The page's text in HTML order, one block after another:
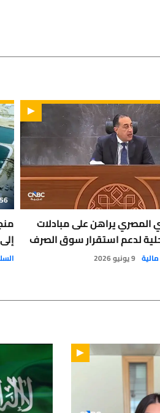
المصري يراهن على مبادلات
لدعم استقرار سوق الصرف
9 يونيو 2026